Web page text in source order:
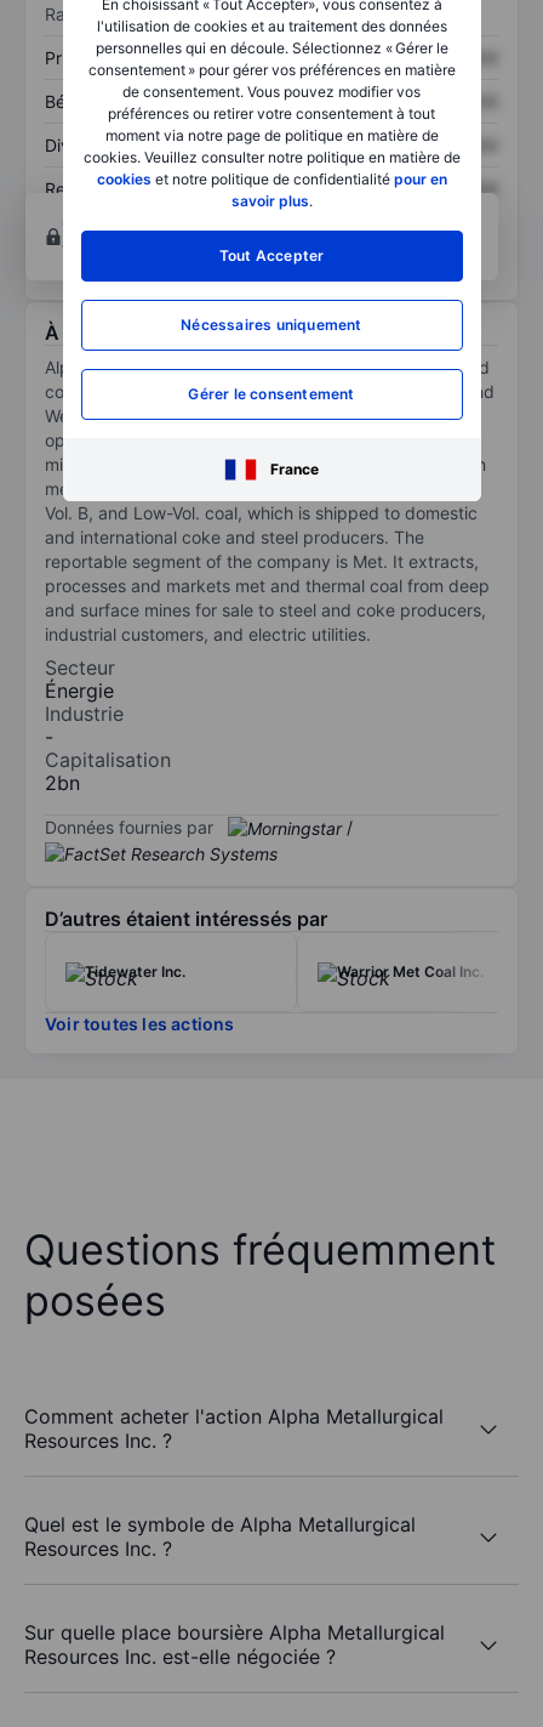
En choisissant « Tout Accepter», vous consentez à
l'utilisation de cookies et au traitement des données
personnelles qui en découle. Sélectionnez « Gérer le
consentement » pour gérer vos préférences en matière
de consentement. Vous pouvez modifier vos
préférences ou retirer votre consentement à tout
moment via notre page de politique en matière de
cookies. Veuillez consulter notre politique en matière de
cookies et notre politique de confidentialité pour en
savoir plus.
Tout Accepter
Nécessaires uniquement
Gérer le consentement
France
Ratios
Prix / ventes XXXXXXX XXXXXXX
Bénéfice par action XXXXXXX
Dividende par action XXXXXXX XXXXXXX
Rendement des
XXXXXXX
XXXXXXX
Ouvrir un compte
techniques et d’analyses.
À propos Alpha Metallurgical Resources Inc.
Alpha Metallurgical Resources Inc is a Tennessee-based
coal mining company with operations across Virginia and
West Virginia. The company's portfolio of mining
operations consists of underground mines, surface
mines, and coal preparation plants. It produces low-ash
metallurgical coal, including High-Vol. A, Mid-Vol., High-
Vol. B, and Low-Vol. coal, which is shipped to domestic
and international coke and steel producers. The
reportable segment of the company is Met. It extracts,
processes and markets met and thermal coal from deep
and surface mines for sale to steel and coke producers,
industrial customers, and electric utilities.
Secteur
Énergie
Industrie
-
Capitalisation
2bn
Données fournies par /
D’autres étaient intéressés par
Tidewater Inc. Warrior Met Coal Inc.
Voir toutes les actions
Questions fréquemment
posées
Comment acheter l'action Alpha Metallurgical
Resources Inc. ?
Quel est le symbole de Alpha Metallurgical
Resources Inc. ?
Sur quelle place boursière Alpha Metallurgical
Resources Inc. est-elle négociée ?